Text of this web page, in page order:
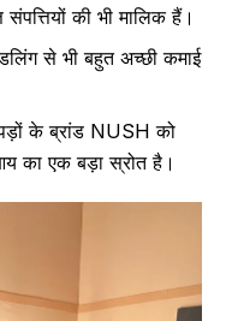
की भी मालिक हैं।
से भी बहुत अच्छी कमाई
के ब्रांड NUSH को
का एक बड़ा स्रोत है।